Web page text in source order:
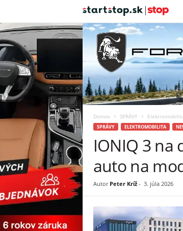
a
r
t
s
t
o
Domov SPRÁVY
SPRÁVY ELEKTROMOBILITA
IONIQ 3 na
auto na
Autor Peter Kríž- 3. júla 2026